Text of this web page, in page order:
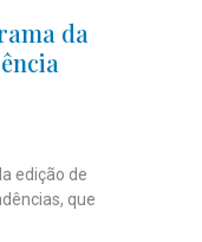
da
edição de
que